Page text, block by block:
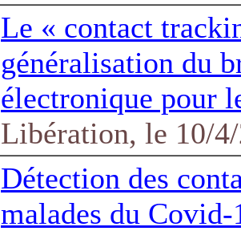
Le « contact
généralisation du
électronique pour
Libération, le 10/
Détection des
malades du